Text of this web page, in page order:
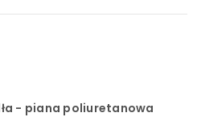
- piana poliuretanowa